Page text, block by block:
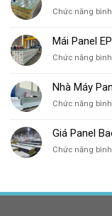
Chức năng
Mái Panel
Chức năng
Nhà Máy
Chức năng
Giá Panel
Chức năng